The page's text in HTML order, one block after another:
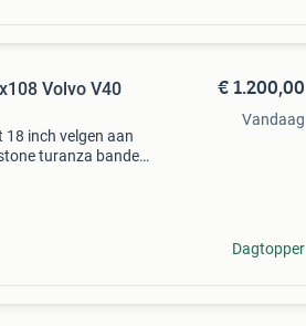
V40
18 inch velgen aan
turanza banden.
€ 1.200,00
Vandaag
Dagtopper